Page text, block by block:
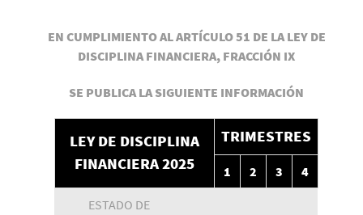
EN CUMPLIMIENTO AL ARTÍCULO 51 DE LA LEY DE
DISCIPLINA FINANCIERA, FRACCIÓN IX
SE PUBLICA LA SIGUIENTE INFORMACIÓN
LEY DE DISCIPLINA
FINANCIERA 2025
TRIMESTRES
1 2 3 4
ESTADO DE